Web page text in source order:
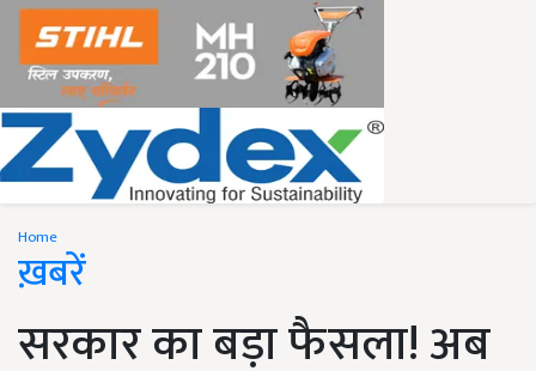
Home
ख़बरें
सरकार का बड़ा फैसला! अब